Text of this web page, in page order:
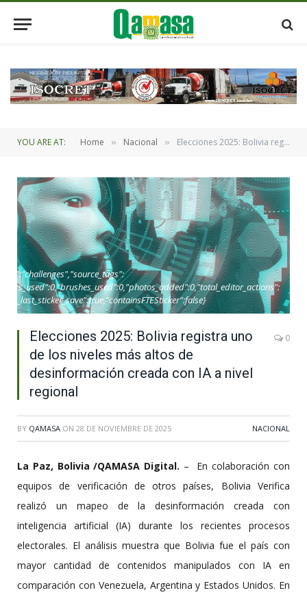
YOU ARE AT: Home » Nacional » Elecciones 2025: Bolivia registra uno de los niveles más altos de desinformación creada con IA a nivel regional
Elecciones 2025: Bolivia registra uno
de los niveles más altos de
desinformación creada con IA a nivel
regional
0
BY QAMASA ON 28 DE NOVIEMBRE DE 2025 NACIONAL
La Paz, Bolivia /QAMASA Digital. – En colaboración con
equipos de verificación de otros países, Bolivia Verifica
realizó un mapeo de la desinformación creada con
inteligencia artificial (IA) durante los recientes procesos
electorales. El análisis muestra que Bolivia fue el país con
mayor cantidad de contenidos manipulados con IA en
comparación con Venezuela, Argentina y Estados Unidos. En